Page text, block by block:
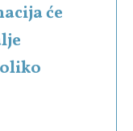
će